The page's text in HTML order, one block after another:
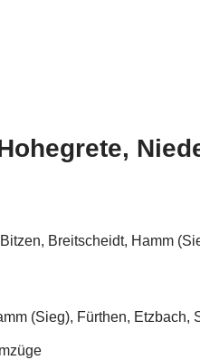
Breitscheidt, Hamm
(Sieg), Fürthen,